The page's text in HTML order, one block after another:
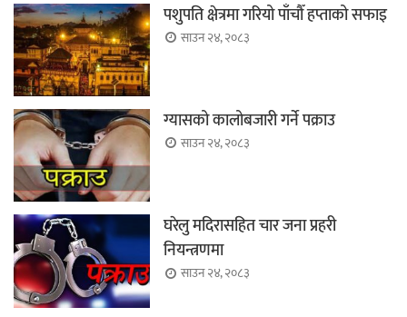
पशुपति क्षेत्रमा गरियो पाँचौँ हप्ताको सफाइ
साउन २४, २०८३
ग्यासको कालोबजारी गर्ने पक्राउ
साउन २४, २०८३
घरेलु मदिरासहित चार जना प्रहरी
नियन्त्रणमा
साउन २४, २०८३